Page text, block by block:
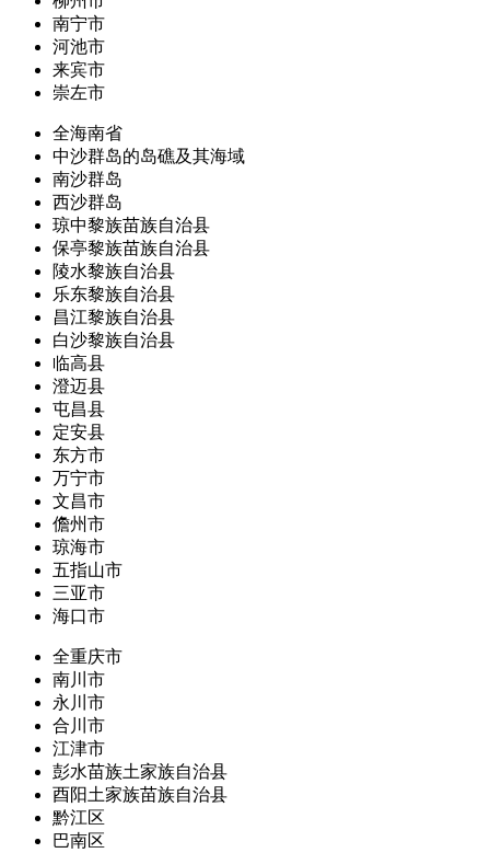
南宁市
河池市
来宾市
崇左市
全海南省
中沙群岛的岛礁及其海域
南沙群岛
西沙群岛
琼中黎族苗族自治县
保亭黎族苗族自治县
陵水黎族自治县
乐东黎族自治县
昌江黎族自治县
白沙黎族自治县
临高县
澄迈县
屯昌县
定安县
东方市
万宁市
文昌市
儋州市
琼海市
五指山市
三亚市
海口市
全重庆市
南川市
永川市
合川市
江津市
彭水苗族土家族自治县
酉阳土家族苗族自治县
黔江区
巴南区